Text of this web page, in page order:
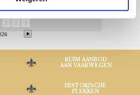
RUIM AANBOD
AAN VAARWEGEN
HISTORISCHE
PLEKKEN